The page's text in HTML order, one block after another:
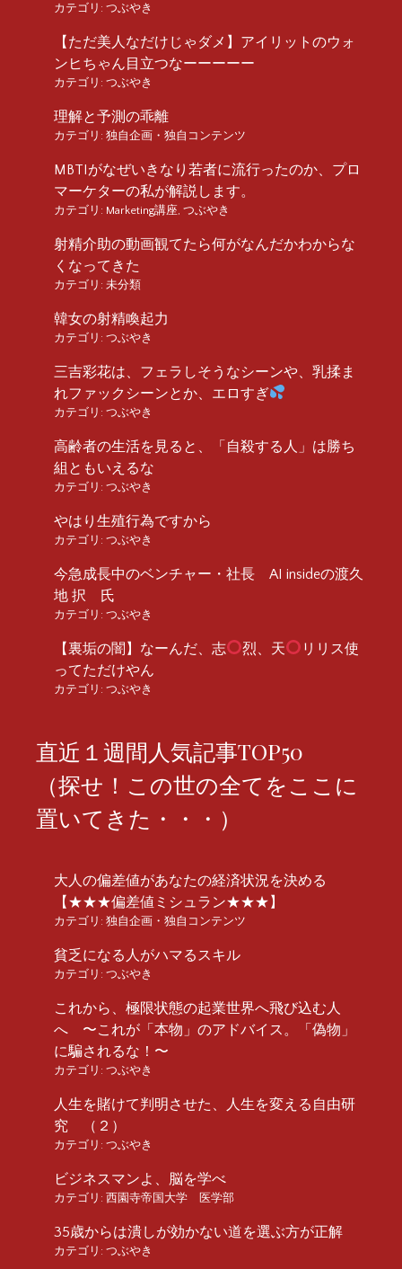
カテゴリ: つぶやき
【ただ美人なだけじゃダメ】アイリットのウォ
ンヒちゃん目立つなーーーーー
カテゴリ: つぶやき
理解と予測の乖離
カテゴリ: 独自企画・独自コンテンツ
MBTIがなぜいきなり若者に流行ったのか、プロ
マーケターの私が解説します。
カテゴリ: Marketing講座 つぶやき
射精介助の動画観てたら何がなんだかわからな
くなってきた
カテゴリ: 未分類
韓女の射精喚起力
カテゴリ: つぶやき
三吉彩花は、フェラしそうなシーンや、乳揉ま
れファックシーンとか、エロすぎ
カテゴリ: つぶやき
高齢者の生活を見ると、「自殺する人」は勝ち
組ともいえるな
カテゴリ: つぶやき
やはり生殖行為ですから
カテゴリ: つぶやき
今急成長中のベンチャー・社長 AI insideの渡久
地 択 氏
カテゴリ: つぶやき
【裏垢の闇】なーんだ、志 烈、天
リリス使
ってただけやん
カテゴリ: つぶやき
直近１週間人気記事TOP50
（探せ！この世の全てをここに
置いてきた・・・）
大人の偏差値があなたの経済状況を決める
【★★★偏差値ミシュラン★★★】
カテゴリ: 独自企画・独自コンテンツ
貧乏になる人がハマるスキル
カテゴリ: つぶやき
これから、極限状態の起業世界へ飛び込む人
へ 〜これが「本物」のアドバイス。「偽物」
に騙されるな！〜
カテゴリ: つぶやき
人生を賭けて判明させた、人生を変える自由研
究 （２）
カテゴリ: つぶやき
ビジネスマンよ、脳を学べ
カテゴリ: 西園寺帝国大学 医学部
35歳からは潰しが効かない道を選ぶ方が正解
カテゴリ: つぶやき